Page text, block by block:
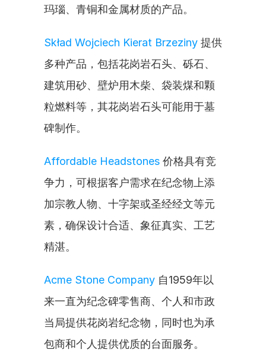
玛瑙、青铜和金属材质的产品。
Skład Wojciech Kierat Brzeziny 提供
多种产品，包括花岗岩石头、砾石、
建筑用砂、壁炉用木柴、袋装煤和颗
粒燃料等，其花岗岩石头可能用于墓
碑制作。
Affordable Headstones 价格具有竞
争力，可根据客户需求在纪念物上添
加宗教人物、十字架或圣经经文等元
素，确保设计合适、象征真实、工艺
精湛。
Acme Stone Company 自1959年以
来一直为纪念碑零售商、个人和市政
当局提供花岗岩纪念物，同时也为承
包商和个人提供优质的台面服务。